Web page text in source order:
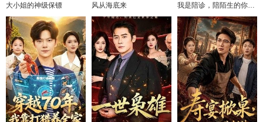
大小姐的神级保镖 风从海底来 我是陪诊，陪陌生的你等一个结果